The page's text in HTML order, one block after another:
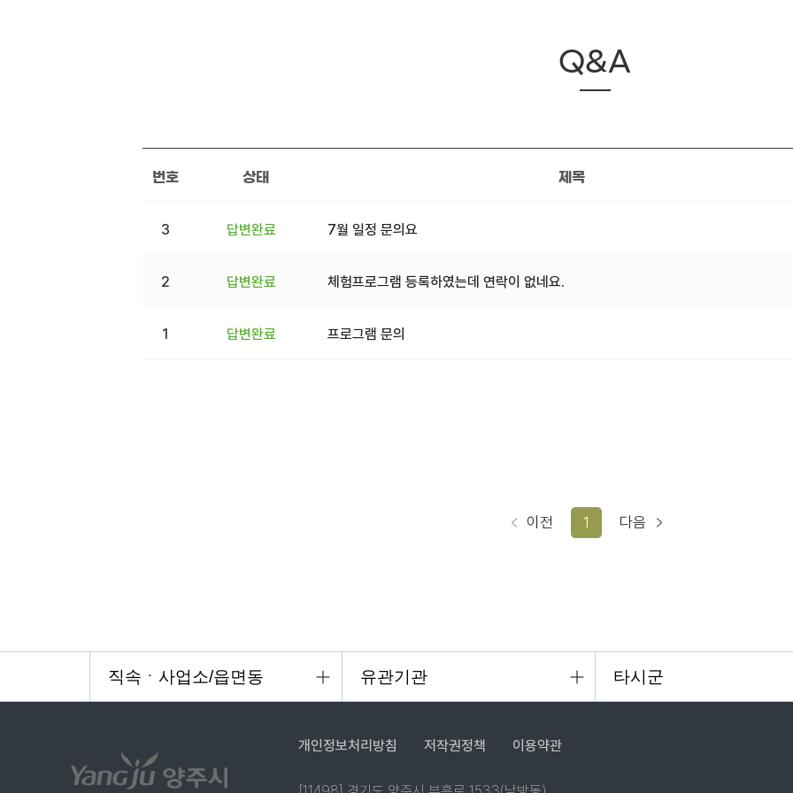
Q&A
번호 상태 제목
3 답변완료 7월 일정 문의요
2 답변완료 체험프로그램 등록하였는데 연락이 없네요.
1 답변완료 프로그램 문의
이전 1 다음
개인정보처리방침 저작권정책 이용약관